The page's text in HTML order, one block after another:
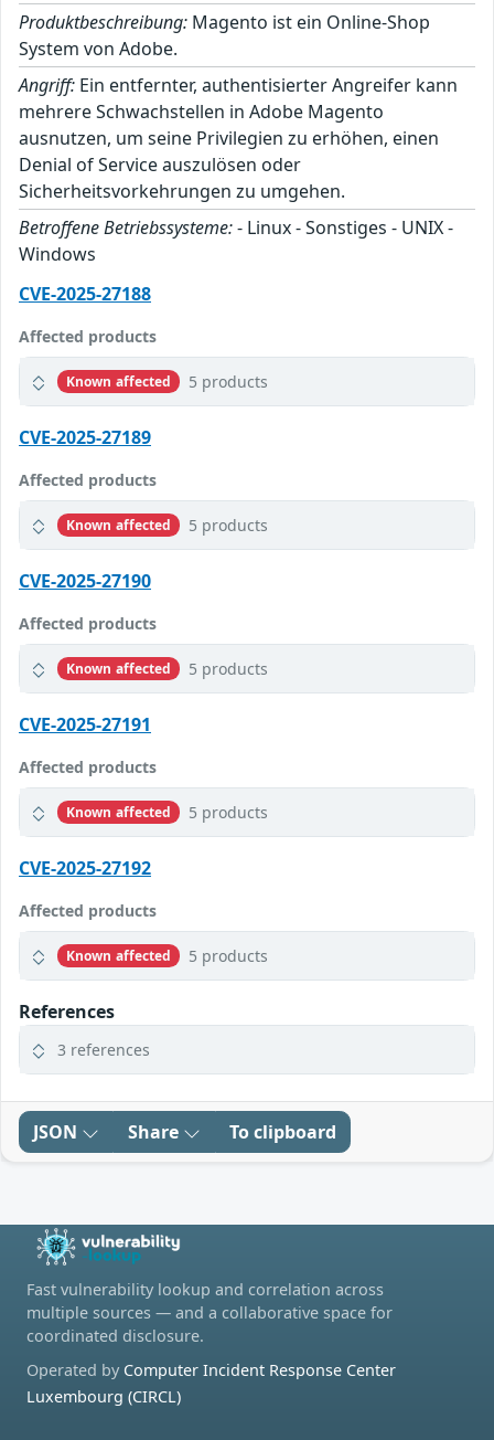
Produktbeschreibung: Magento ist ein Online-Shop
System von Adobe.
Angriff: Ein entfernter, authentisierter Angreifer kann
mehrere Schwachstellen in Adobe Magento
ausnutzen, um seine Privilegien zu erhöhen, einen
Denial of Service auszulösen oder
Sicherheitsvorkehrungen zu umgehen.
Betroffene Betriebssysteme:- Linux - Sonstiges - UNIX -
Windows
CVE-2025-27188
Affected products
Known affected 5 products
CVE-2025-27189
Affected products
Known affected 5 products
CVE-2025-27190
Affected products
Known affected 5 products
CVE-2025-27191
Affected products
Known affected 5 products
CVE-2025-27192
Affected products
Known affected 5 products
References
3 references
JSON Share To clipboard
Fast vulnerability lookup and correlation across
multiple sources — and a collaborative space for
coordinated disclosure.
Operated by Computer Incident Response Center
Luxembourg (CIRCL)